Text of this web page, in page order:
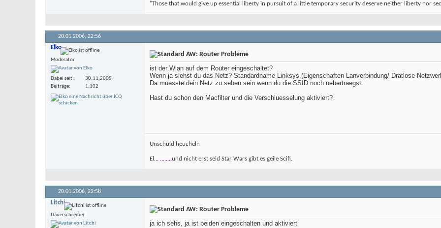
"Those that would give up essential liberty in pursuit of a little temporary security deserve neither liberty nor
20.01.2006, 22:56
Elko
Moderator
Dabei seit
30.11.2005
Beiträge
1.102
AW: Router Probleme
ist der Wlan auf dem Router eingeschaltet?
Wenn ja siehst du das Netz? Standardname Linksys.(Eigenschaften Lanverbindung/ Dratlose
Da muesste dein Netz zu sehen sein wenn du die SSID noch uebertraegst.
Hast du schon den Macfilter und die Verschluesselung aktiviert?
Unschuld heucheln
El... ........und nicht erst seid Star Wars gibt es geile Scifi.
20.01.2006, 22:58
Litchi
Dauerschreiber
AW: Router Probleme
ja ich sehs, ja ist beiden eingeschalten und aktiviert